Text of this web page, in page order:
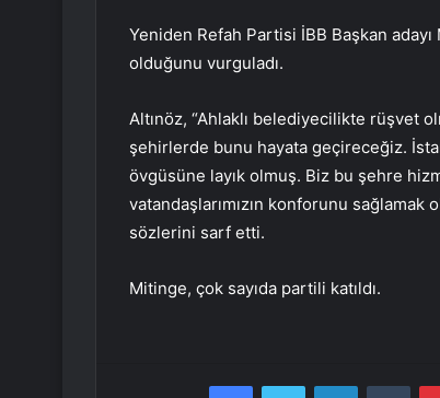
Yeniden Refah Partisi İBB Başkan
olduğunu vurguladı.
Altınöz, “Ahlaklı belediyecilikte rüşvet
şehirlerde bunu hayata geçireceğiz.
övgüsüne layık olmuş. Biz bu şehre
vatandaşlarımızın konforunu sağlamak
sözlerini sarf etti.
Mitinge, çok sayıda partili katıldı.
FacebookTwitter LinkedIn